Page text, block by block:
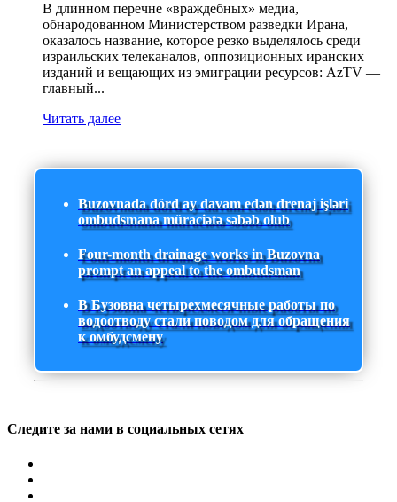
В длинном перечне «враждебных» медиа,
обнародованном Министерством разведки Ирана,
оказалось название, которое резко выделялось среди
израильских телеканалов, оппозиционных иранских
изданий и вещающих из эмиграции ресурсов: AzTV —
главный...
Читать далее
Buzovnada dörd ay davam edən drenaj işləri
ombudsmana müraciətə səbəb olub
Four-month drainage works in Buzovna
prompt an appeal to the ombudsman
В Бузовна четырехмесячные работы по
водоотводу стали поводом для обращения
к омбудсмену
Следите за нами в социальных сетях